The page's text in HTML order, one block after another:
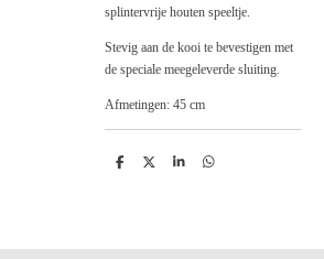
splintervrije houten speeltje.
Stevig aan de kooi te bevestigen met
de speciale meegeleverde sluiting.
Afmetingen: 45 cm
D
D
S
D